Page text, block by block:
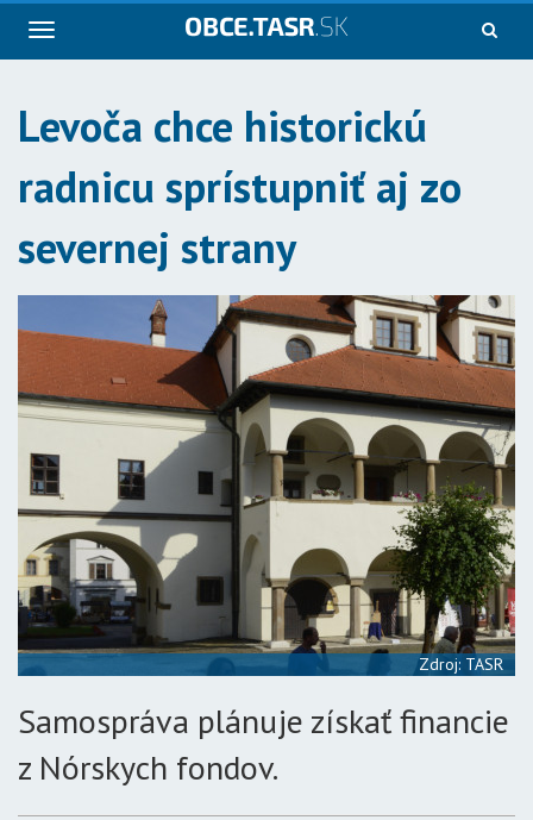
Navigácia
Levoča chce historickú
radnicu sprístupniť aj zo
severnej strany
Zdroj: TASR
Samospráva plánuje získať financie
z Nórskych fondov.